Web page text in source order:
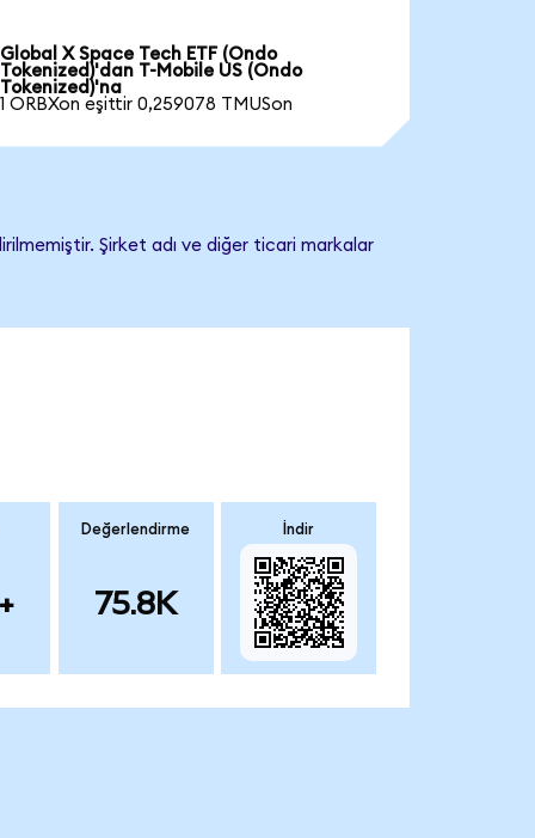
Global X Space Tech ETF (Ondo
Tokenized)'dan T-Mobile US (Ondo
Tokenized)'na
1 ORBXon eşittir 0,259078 TMUSon
Şirket adı ve diğer ticari markalar
Değerlendirme
75.8K
İndir